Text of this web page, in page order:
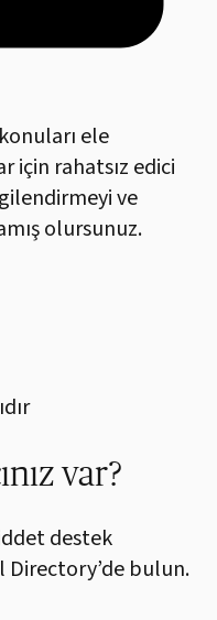
ele
için rahatsız edici
ve
olursunuz.
var?
destek
Directory’de bulun.